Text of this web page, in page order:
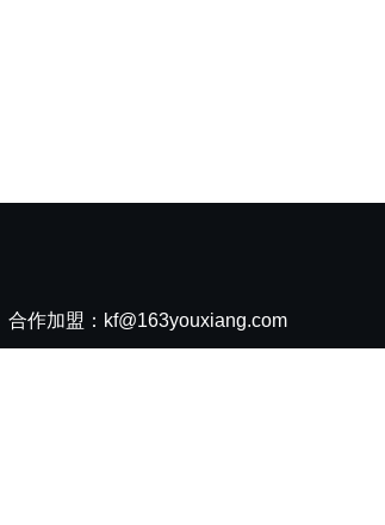
合作加盟：kf@163youxiang.com